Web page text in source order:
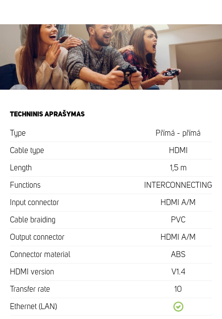
TECHNINIS APRAŠYMAS
Type Přímá - přímá
Cable type HDMI
Length 1,5 m
Functions INTERCONNECTING
Input connector HDMI A/M
Cable braiding PVC
Output connector HDMI A/M
Connector material ABS
HDMI version V1.4
Transfer rate 10
Ethernet (LAN)